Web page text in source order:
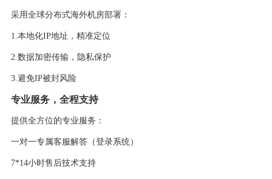
采用全球分布式海外机房部署：
1.本地化IP地址，精准定位
2.数据加密传输，隐私保护
3.避免IP被封风险
专业服务，全程支持
提供全方位的专业服务：
一对一专属客服解答（登录系统）
7*14小时售后技术支持